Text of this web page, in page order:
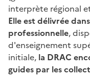
interprète régional
Elle est délivrée
professionnelle,
d'enseignement
initiale, la DRAC
guides par les